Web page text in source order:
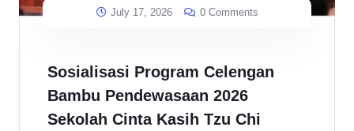
July 17, 2026 0 Comments
Sosialisasi Program Celengan
Bambu Pendewasaan 2026
Sekolah Cinta Kasih Tzu Chi